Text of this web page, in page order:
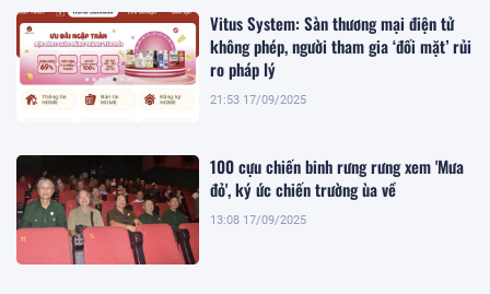
Vitus System: Sàn thương mại điện tử
không phép, người tham gia ‘đối mặt’ rủi
ro pháp lý
21:53 17/09/2025
100 cựu chiến binh rưng rưng xem 'Mưa
đỏ', ký ức chiến trường ùa về
13:08 17/09/2025